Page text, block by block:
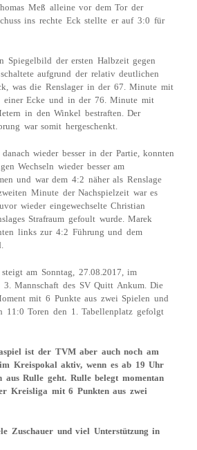
Meß alleine vor dem Tor der
ins rechte Eck stellte er auf 3:0 für
Spiegelbild der ersten Halbzeit gegen
aufgrund der relativ deutlichen
was die Renslager in der 67. Minute mit
einer Ecke und in der 76. Minute mit
in den Winkel bestraften. Der
war somit hergeschenkt.
wieder besser in der Partie, konnten
Wechseln wieder besser am
und war dem 4:2 näher als Renslage
Minute der Nachspielzeit war es
wieder eingewechselte Christian
Strafraum gefoult wurde. Marek
links zur 4:2 Führung und dem
am Sonntag, 27.08.2017, im
3. Mannschaft des SV Quitt Ankum. Die
mit 6 Punkte aus zwei Spielen und
11:0 Toren den 1. Tabellenplatz gefolgt
ist der TVM aber auch noch am
Kreispokal aktiv, wenn es ab 19 Uhr
aus Rulle geht. Rulle belegt momentan
Kreisliga mit 6 Punkten aus zwei
Zuschauer und viel Unterstützung in